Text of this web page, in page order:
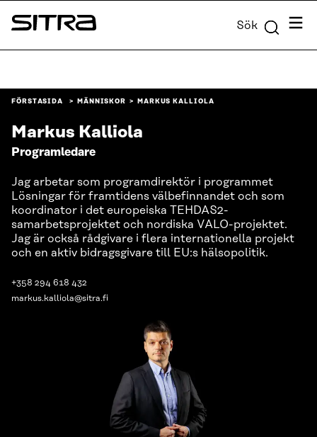
Skip to
content
Sitra Sök Meny
FÖRSTASIDA MÄNNISKOR MARKUS KALLIOLA
Markus Kalliola
Programledare
Jag arbetar som programdirektör i programmet
Lösningar för framtidens välbefinnandet och som
koordinator i det europeiska TEHDAS2-
samarbetsprojektet och nordiska VALO-projektet.
Jag är också rådgivare i flera internationella projekt
och en aktiv bidragsgivare till EU:s hälsopolitik.
+358 294 618 432
markus.kalliola@sitra.fi